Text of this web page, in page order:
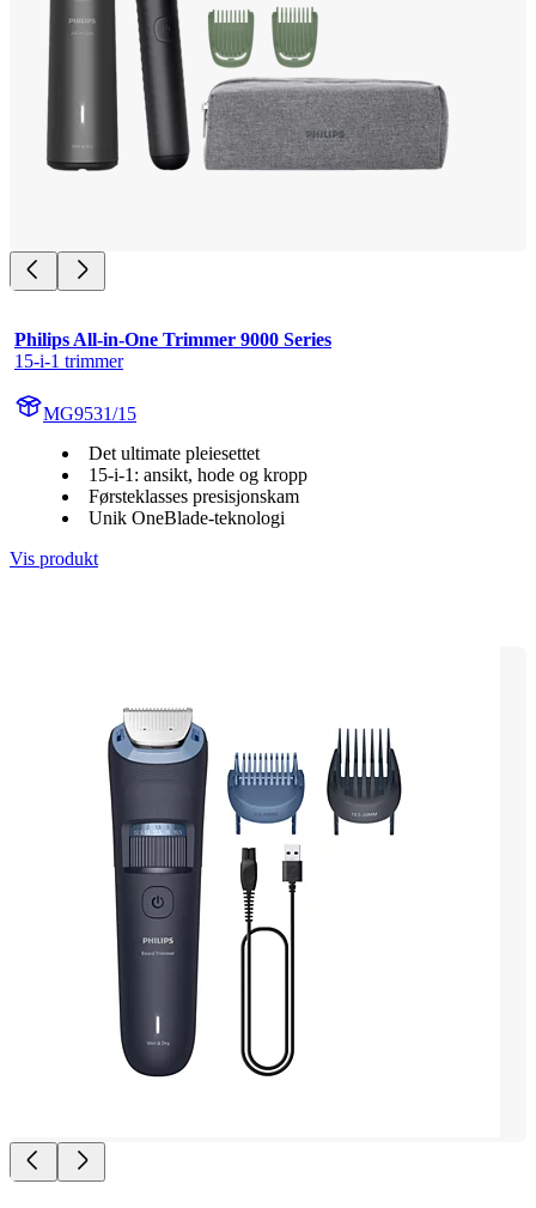
Philips All-in-One Trimmer 9000 Series
15-i-1 trimmer
MG9531/15
Det ultimate pleiesettet
15-i-1: ansikt, hode og kropp
Førsteklasses presisjonskam
Unik OneBlade-teknologi
Vis produkt